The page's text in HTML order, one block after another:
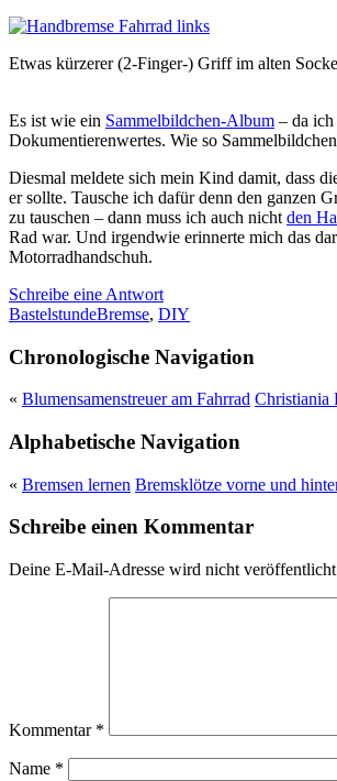
Etwas kürzerer (2-Finger-) Griff im alten
Es ist wie ein Sammelbildchen-Album – da
Dokumentierenwertes. Wie so
Diesmal meldete sich mein Kind damit, dass
er sollte. Tausche ich dafür denn den ganzen
zu tauschen – dann muss ich auch nicht den
Rad war. Und irgendwie erinnerte mich das
Motorradhandschuh.
Schreibe eine Antwort
BastelstundeBremse, DIY
Chronologische Navigation
« Blumensamenstreuer am Fahrrad Christiania
Alphabetische Navigation
« Bremsen lernen Bremsklötze vorne und
Schreibe einen Kommentar
Deine E-Mail-Adresse wird nicht
Kommentar *
Name *